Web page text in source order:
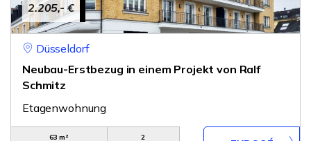
2.205,- €
Düsseldorf
Neubau-Erstbezug in einem Projekt von Ralf
Schmitz
Etagenwohnung
63 m²
2